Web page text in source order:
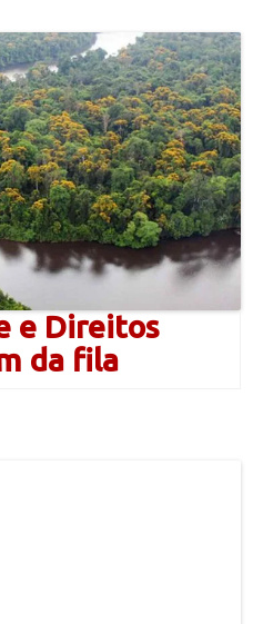
e Direitos
da fila